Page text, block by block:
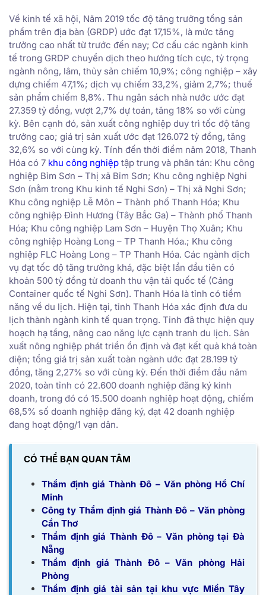
Về kinh tế xã hội, Năm 2019 tốc độ tăng trưởng tổng sản
phẩm trên địa bàn (GRDP) ước đạt 17,15%, là mức tăng
trưởng cao nhất từ trước đến nay; Cơ cấu các ngành kinh
tế trong GRDP chuyển dịch theo hướng tích cực, tỷ trọng
ngành nông, lâm, thủy sản chiếm 10,9%; công nghiệp – xây
dựng chiếm 47,1%; dịch vụ chiếm 33,2%, giảm 2,7%; thuế
sản phẩm chiếm 8,8%. Thu ngân sách nhà nước ước đạt
27.359 tỷ đồng, vượt 2,7% dự toán, tăng 18% so với cùng
kỳ. Bên cạnh đó, sản xuất công nghiệp duy trì tốc độ tăng
trưởng cao; giá trị sản xuất ước đạt 126.072 tỷ đồng, tăng
32,6% so với cùng kỳ. Tính đến thời điểm năm 2018, Thanh
Hóa có 7 khu công nghiệp tập trung và phân tán: Khu công
nghiệp Bỉm Sơn – Thị xã Bỉm Sơn; Khu công nghiệp Nghi
Sơn (nằm trong Khu kinh tế Nghi Sơn) – Thị xã Nghi Sơn;
Khu công nghiệp Lễ Môn – Thành phố Thanh Hóa; Khu
công nghiệp Đình Hương (Tây Bắc Ga) – Thành phố Thanh
Hóa; Khu công nghiệp Lam Sơn – Huyện Thọ Xuân; Khu
công nghiệp Hoàng Long – TP Thanh Hóa.; Khu công
nghiệp FLC Hoàng Long – TP Thanh Hóa. Các ngành dịch
vụ đạt tốc độ tăng trưởng khá, đặc biệt lần đầu tiên có
khoản 500 tỷ đồng từ doanh thu vận tải quốc tế (Cảng
Container quốc tế Nghi Sơn). Thanh Hóa là tỉnh có tiềm
năng về du lịch. Hiện tại, tỉnh Thanh Hóa xác định đưa du
lịch thành ngành kinh tế quan trọng. Tỉnh đã thực hiện quy
hoạch hạ tầng, nâng cao năng lực cạnh tranh du lịch. Sản
xuất nông nghiệp phát triển ổn định và đạt kết quả khá toàn
diện; tổng giá trị sản xuất toàn ngành ước đạt 28.199 tỷ
đồng, tăng 2,27% so với cùng kỳ. Đến thời điểm đầu năm
2020, toàn tỉnh có 22.600 doanh nghiệp đăng ký kinh
doanh, trong đó có 15.500 doanh nghiệp hoạt động, chiếm
68,5% số doanh nghiệp đăng ký, đạt 42 doanh nghiệp
đang hoạt động/1 vạn dân.
CÓ THỂ BẠN QUAN TÂM
Thẩm định giá Thành Đô – Văn phòng Hồ Chí
Minh
Công ty Thẩm định giá Thành Đô – Văn phòng
Cần Thơ
Thẩm định giá Thành Đô – Văn phòng tại Đà
Nẵng
Thẩm định giá Thành Đô – Văn phòng Hải
Phòng
Thẩm định giá tài sản tại khu vực Miền Tây